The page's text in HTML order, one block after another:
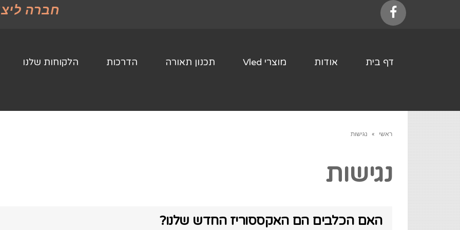
חברה
דף בית אודות מוצרי Vled תכנון תאורה הדרכות הלקוחות שלנו
ראשי » נגישות
נגישות
האם הכלבים הם האקססוריז החדש שלנו?